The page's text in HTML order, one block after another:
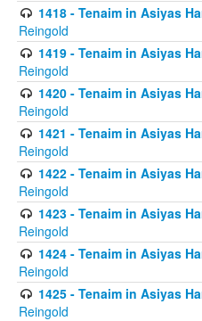
1418 - Tenaim in Asiyas
Reingold
1419 - Tenaim in Asiyas
Reingold
1420 - Tenaim in Asiyas
Reingold
1421 - Tenaim in Asiyas
Reingold
1422 - Tenaim in Asiyas
Reingold
1423 - Tenaim in Asiyas
Reingold
1424 - Tenaim in Asiyas
Reingold
1425 - Tenaim in Asiyas
Reingold